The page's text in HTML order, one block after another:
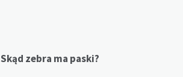
Skąd zebra ma paski?